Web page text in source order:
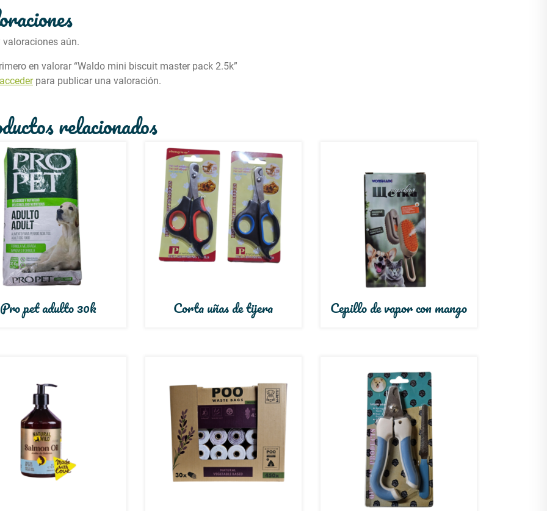
valoraciones aún.
en valorar “Waldo mini biscuit master pack 2.5k”
accederpara publicar una valoración.
relacionados
Pro pet adulto 30k Corta uñas de tijera Cepillo de vapor con mango